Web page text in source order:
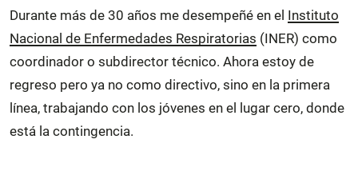
Durante más de 30 años me desempeñé en el Instituto
Nacional de Enfermedades Respiratorias (INER) como
coordinador o subdirector técnico. Ahora estoy de
regreso pero ya no como directivo, sino en la primera
línea, trabajando con los jóvenes en el lugar cero, donde
está la contingencia.